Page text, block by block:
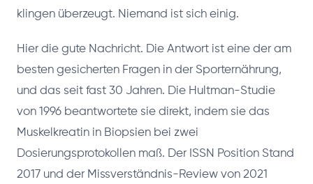
klingen überzeugt. Niemand ist sich einig.
Hier die gute Nachricht. Die Antwort ist eine der am
besten gesicherten Fragen in der Sporternährung,
und das seit fast 30 Jahren. Die Hultman-Studie
von 1996 beantwortete sie direkt, indem sie das
Muskelkreatin in Biopsien bei zwei
Dosierungsprotokollen maß. Der ISSN Position Stand
2017 und der Missverständnis-Review von 2021